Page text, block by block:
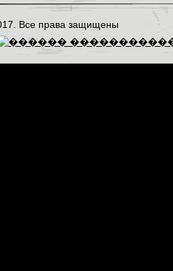
Все права защищены